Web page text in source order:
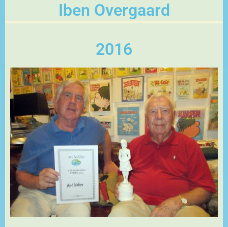
Iben Overgaard
2016